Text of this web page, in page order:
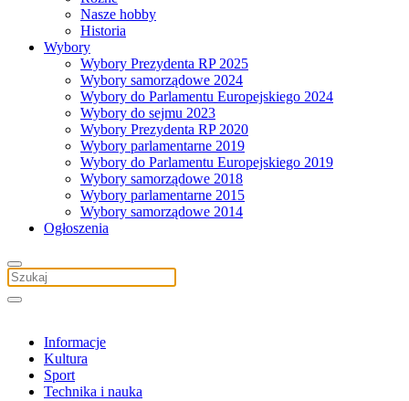
Nasze hobby
Historia
Wybory
Wybory Prezydenta RP 2025
Wybory samorządowe 2024
Wybory do Parlamentu Europejskiego 2024
Wybory do sejmu 2023
Wybory Prezydenta RP 2020
Wybory parlamentarne 2019
Wybory do Parlamentu Europejskiego 2019
Wybory samorządowe 2018
Wybory parlamentarne 2015
Wybory samorządowe 2014
Ogłoszenia
Informacje
Kultura
Sport
Technika i nauka